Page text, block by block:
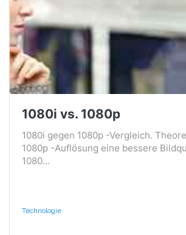
1080i vs. 1080p
1080i gegen 1080p -Vergleich.
1080p -Auflösung eine bessere
1080...
Technologie